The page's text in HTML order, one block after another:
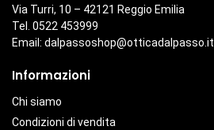
Via Turri, 10 – 42121 Reggio Emilia
Tel. 0522 453999
Email: dalpassoshop@otticadalpasso.it
Informazioni
Chi siamo
Condizioni di vendita